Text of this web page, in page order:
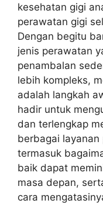
kesehatan gigi
perawatan gigi
Dengan begitu
jenis perawatan
penambalan
lebih kompleks,
adalah langkah
hadir untuk
dan terlengkap
berbagai
termasuk
baik dapat
masa depan,
cara